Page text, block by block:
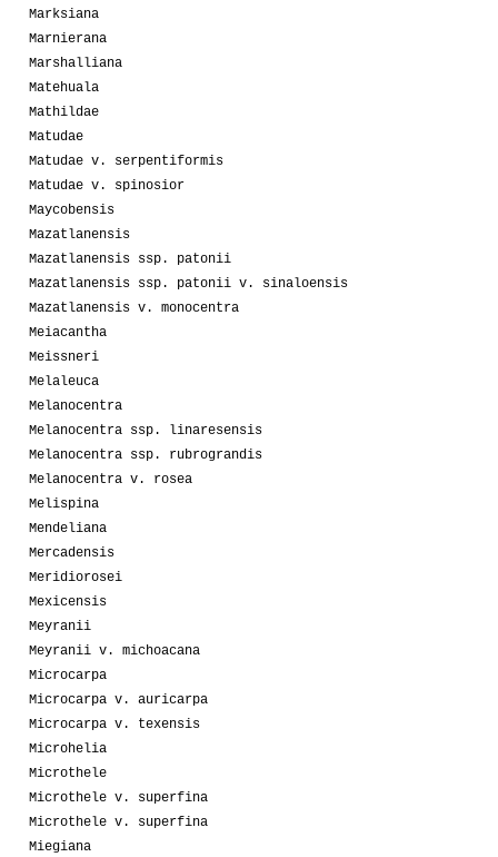
Marksiana
Marnierana
Marshalliana
Matehuala
Mathildae
Matudae
Matudae v. serpentiformis
Matudae v. spinosior
Maycobensis
Mazatlanensis
Mazatlanensis ssp. patonii
Mazatlanensis ssp. patonii v. sinaloensis
Mazatlanensis v. monocentra
Meiacantha
Meissneri
Melaleuca
Melanocentra
Melanocentra ssp. linaresensis
Melanocentra ssp. rubrograndis
Melanocentra v. rosea
Melispina
Mendeliana
Mercadensis
Meridiorosei
Mexicensis
Meyranii
Meyranii v. michoacana
Microcarpa
Microcarpa v. auricarpa
Microcarpa v. texensis
Microhelia
Microthele
Microthele v. superfina
Microthele v. superfina
Miegiana